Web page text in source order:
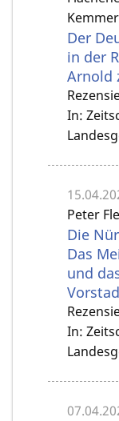
Der
in der
Arnold
In:
Peter
Die
Das
und
In: